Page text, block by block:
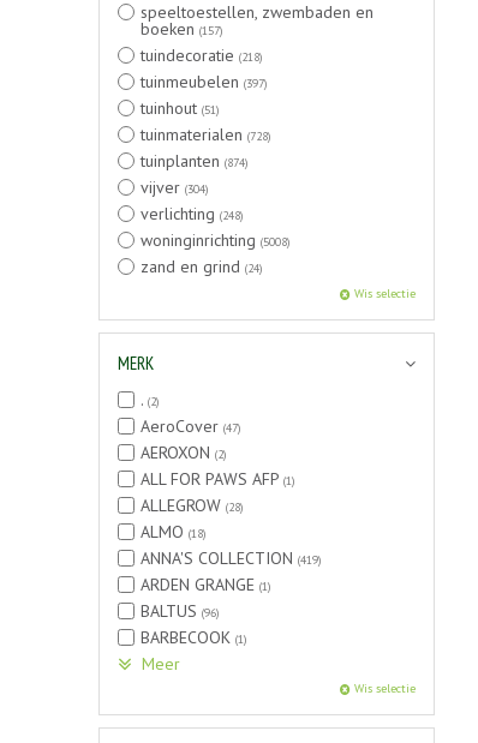
speeltoestellen, zwembaden en
boeken (157)
tuindecoratie (218)
tuinmeubelen (397)
tuinhout (51)
tuinmaterialen (728)
tuinplanten (874)
vijver (304)
verlichting (248)
woninginrichting (5008)
zand en grind (24)
Wis selectie
MERK
. (2)
AeroCover (47)
AEROXON (2)
ALL FOR PAWS AFP (1)
ALLEGROW (28)
ALMO (18)
ANNA'S COLLECTION (419)
ARDEN GRANGE (1)
BALTUS (96)
BARBECOOK (1)
Meer
Wis selectie